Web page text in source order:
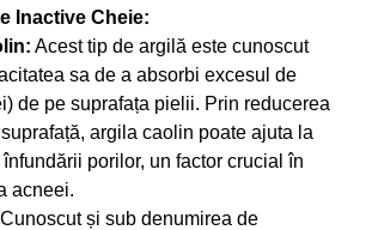
Inactive Cheie:
Acest tip de argilă este cunoscut
sa de a absorbi excesul de
de pe suprafața pielii. Prin reducerea
argila caolin poate ajuta la
porilor, un factor crucial în
acneei.
Cunoscut și sub denumirea de